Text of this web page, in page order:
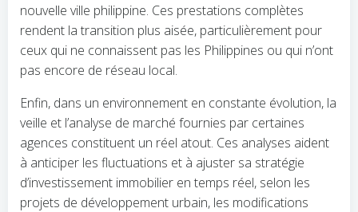
nouvelle ville philippine. Ces prestations complètes
rendent la transition plus aisée, particulièrement pour
ceux qui ne connaissent pas les Philippines ou qui n’ont
pas encore de réseau local.
Enfin, dans un environnement en constante évolution, la
veille et l’analyse de marché fournies par certaines
agences constituent un réel atout. Ces analyses aident
à anticiper les fluctuations et à ajuster sa stratégie
d’investissement immobilier en temps réel, selon les
projets de développement urbain, les modifications